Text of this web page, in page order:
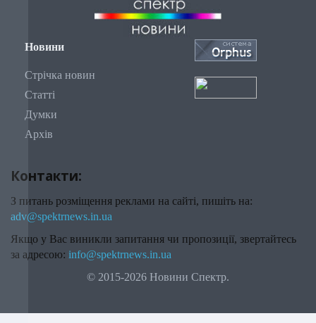
Новини
Стрічка новин
Статті
Думки
Архів
Контакти:
З питань розміщення реклами на сайті, пишіть на:
adv@spektrnews.in.ua
Якщо у Вас виникли запитання чи пропозиції, звертайтесь
за адресою: info@spektrnews.in.ua
© 2015-2026 Новини Спектр.